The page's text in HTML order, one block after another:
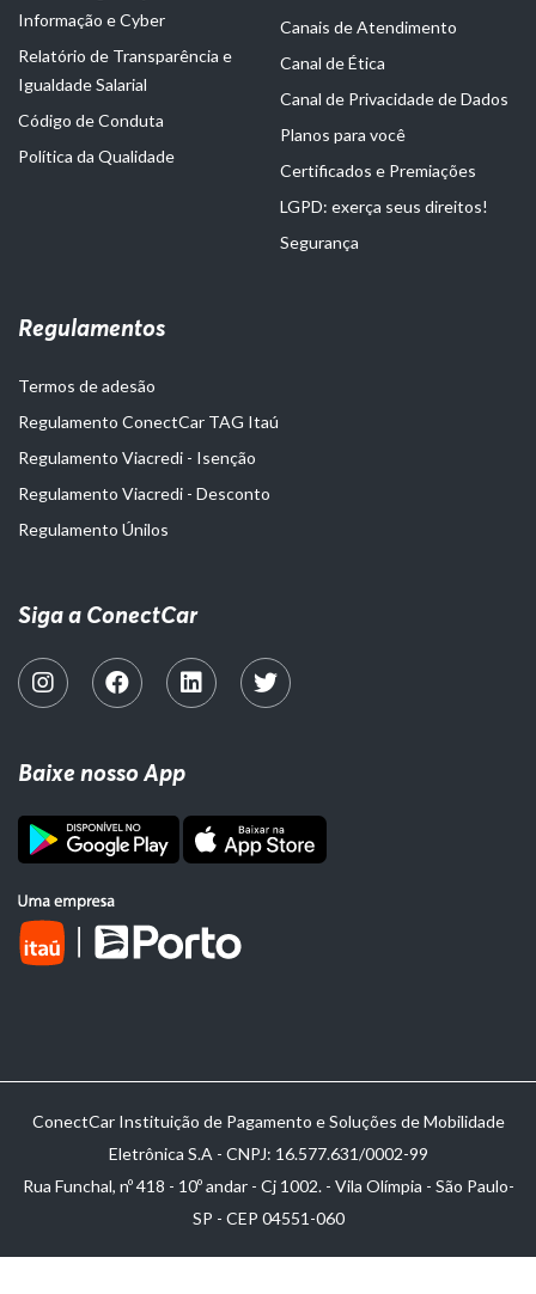
Informação e Cyber
Relatório de Transparência e
Igualdade Salarial
Código de Conduta
Política da Qualidade
Canais de Atendimento
Canal de Ética
Canal de Privacidade de Dados
Planos para você
Certificados e Premiações
LGPD: exerça seus direitos!
Segurança
Regulamentos
Termos de adesão
Regulamento ConectCar TAG Itaú
Regulamento Viacredi - Isenção
Regulamento Viacredi - Desconto
Regulamento Únilos
Siga a ConectCar
Baixe nosso App
ConectCar Instituição de Pagamento e Soluções de Mobilidade
Eletrônica S.A - CNPJ: 16.577.631/0002-99
Rua Funchal, nº 418 - 10º andar - Cj 1002. - Vila Olímpia - São Paulo-
SP - CEP 04551-060